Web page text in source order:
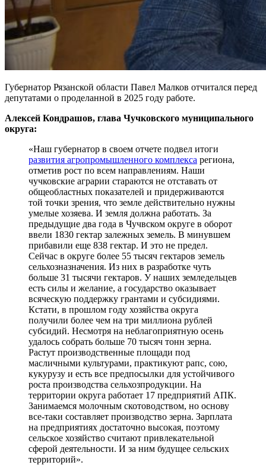
Губернатор Рязанской области Павел Малков отчитался перед
депутатами о проделанной в 2025 году работе.
Алексей Кондрашов, глава Чучковского муниципального
округа:
«Наш губернатор в своем отчете подвел итоги
развития агропромышленного комплекса региона,
отметив рост по всем направлениям. Наши
чучковские аграрии стараются не отставать от
общеобластных показателей и придерживаются
той точки зрения, что земле действительно нужны
умелые хозяева. И земля должна работать. За
предыдущие два года в Чучвском округе в оборот
ввели 1830 гектар залежных земель. В минувшем
прибавили еще 838 гектар. И это не предел.
Сейчас в округе более 55 тысяч гектаров земель
сельхозназначения. Из них в разработке чуть
больше 31 тысячи гектаров. У наших земледельцев
есть силы и желание, а государство оказывает
всяческую поддержку грантами и субсидиями.
Кстати, в прошлом году хозяйства округа
получили более чем на три миллиона рублей
субсидий. Несмотря на неблагоприятную осень
удалось собрать больше 70 тысяч тонн зерна.
Растут производственные площади под
масличными культурами, практикуют рапс, сою,
кукурузу и есть все предпосылки для устойчивого
роста производства сельхозпродукции. На
территории округа работает 17 предприятий АПК.
Занимаемся молочным скотоводством, но основу
все-таки составляет производство зерна. Зарплата
на предприятиях достаточно высокая, поэтому
сельское хозяйство считают привлекательной
сферой деятельности. И за ним будущее сельских
территорий».